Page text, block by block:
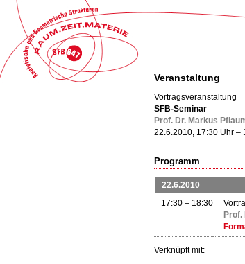
Veranstaltung
Vortragsveranstaltung
SFB-Seminar
Prof. Dr. Markus
22.6.2010, 17:30 Uhr –
Programm
22.6.2010
17:30 – 18:30
Prof.
Verknüpft mit: